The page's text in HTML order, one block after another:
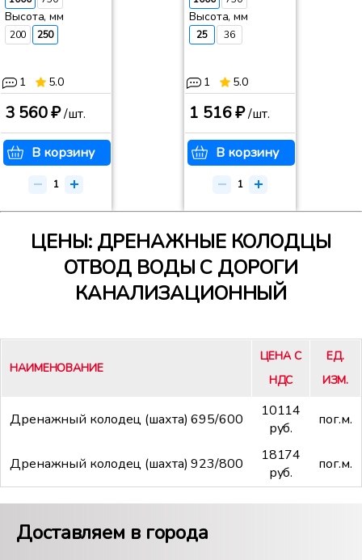
Высота, мм
200 250
1 5.0
3 560 ₽/шт.
В корзину
Высота, мм
25 36
1 5.0
1 516 ₽/шт.
В корзину
ЦЕНЫ: ДРЕНАЖНЫЕ КОЛОДЦЫ
ОТВОД ВОДЫ С ДОРОГИ
КАНАЛИЗАЦИОННЫЙ
НАИМЕНОВАНИЕ
ЦЕНА С
НДС
ЕД.
ИЗМ.
Дренажный колодец (шахта) 695/600
10114
руб.
пог.м.
Дренажный колодец (шахта) 923/800
18174
руб.
пог.м.
Доставляем в города